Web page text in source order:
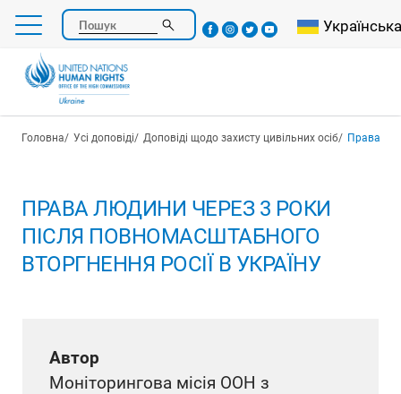
Перейти
основного
Пошук Select your
Українська
Рядок навіґації
Головна Усі доповіді Доповіді щодо захисту цивільних осіб Права
ПРАВА ЛЮДИНИ ЧЕРЕЗ 3 РОКИ
ПІСЛЯ ПОВНОМАСШТАБНОГО
ВТОРГНЕННЯ РОСІЇ В УКРАЇНУ
Автор
Моніторингова місія ООН з